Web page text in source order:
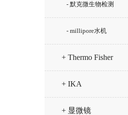
- 默克微生物检测
- millipore水机
+ Thermo Fisher
+ IKA
+ 显微镜